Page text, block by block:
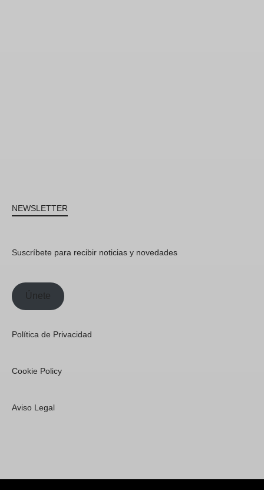
NEWSLETTER
Suscríbete para recibir noticias y novedades
Únete
Política de Privacidad
Cookie Policy
Aviso Legal